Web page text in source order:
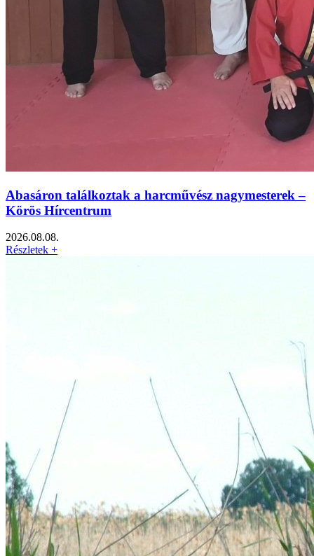
Abasáron találkoztak a harcművész nagymesterek –
Körös Hírcentrum
2026.08.08.
Részletek +